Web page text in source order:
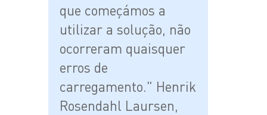
que começámos a
utilizar a solução, não
ocorreram quaisquer
erros de
carregamento." Henrik
Rosendahl Laursen,